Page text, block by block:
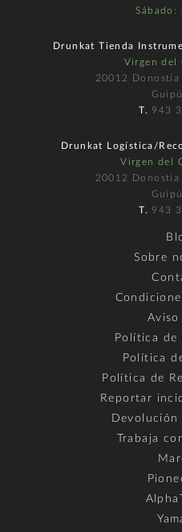
Sábado :
Drunkat Tienda
Virgen del
20012 Donostia
T. 943
Drunkat Logística/
Virgen del
20012 Donostia
T. 943
Sobre
Aviso
Política de
Política
Política de
Reportar
Trabaja